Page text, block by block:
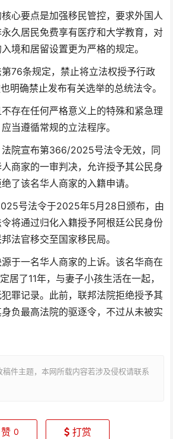
心要点是加强移民管控，要求外国人
久居民免费享有医疗和大学教育，对
境和居留设置更为严格的规定。
76条规定，禁止将立法权授予行政
明确禁止发布有关选举的总统法令。
存在任何严格意义上的特殊和紧急理
当遵循常规的立法程序。
院宣布第366/2025号法令无效，同
商家的一审判决，允许授予其公民身
了该名华人商家的入籍申请。
号法令于2025年5月28日颁布，由
将通过归化入籍授予阿根廷公民身份
法官移交至国家移民局。
于一名华人商家的上诉。该名华商在
居了11年，与妻子小孩生活在一起，
罪记录。此前，联邦法院拒绝授予其
负最高法院的驱逐令，不过从未被实
件主题，本网所载内容若涉及侵权请联系
赞 0 打赏